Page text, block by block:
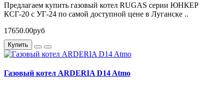
Предлагаем купить газовый котел RUGAS серии ЮНКЕР
КСГ-20 с УГ-24 по самой доступной цене в Луганске ..
17650.00руб
Купить
Газовый котел ARDERIA D14 Atmo